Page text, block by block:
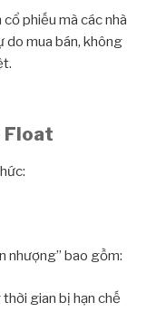
phiếu mà các nhà
do mua bán, không
Float
nhượng” bao gồm:
gian bị hạn chế